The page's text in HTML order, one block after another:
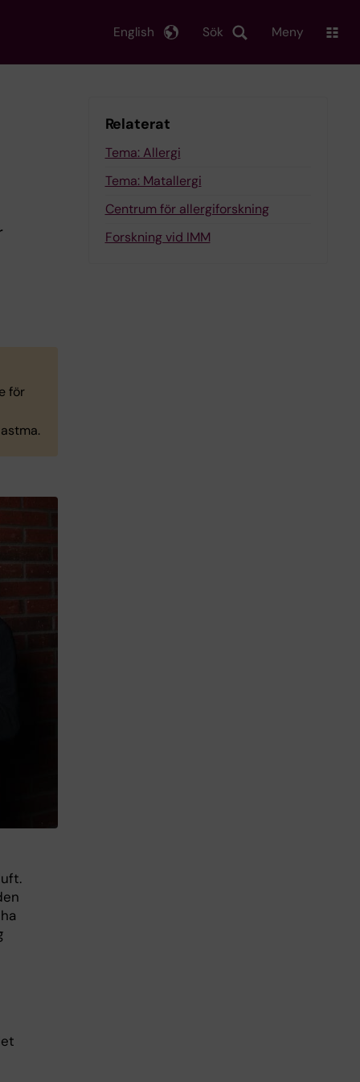
Sök
English Meny
för
Relaterat
Tema: Allergi
Tema: Matallergi
Centrum för allergiforskning
Forskning vid IMM